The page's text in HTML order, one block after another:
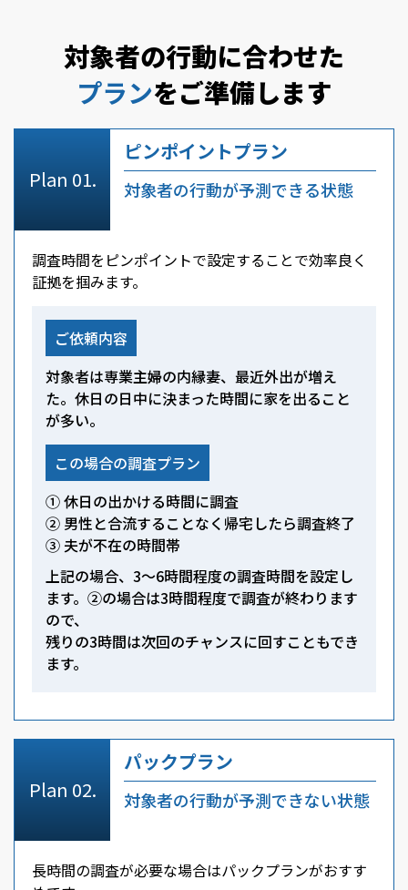
対象者の行動に合わせた
プランをご準備します
ピンポイントプラン
対象者の行動が予測できる状態
調査時間をピンポイントで設定することで効率良く
証拠を掴みます。
ご依頼内容
対象者は専業主婦の内縁妻、最近外出が増え
た。休日の日中に決まった時間に家を出ること
が多い。
この場合の調査プラン
① 休日の出かける時間に調査
② 男性と合流することなく帰宅したら調査終了
③ 夫が不在の時間帯
上記の場合、3～6時間程度の調査時間を設定し
ます。②の場合は3時間程度で調査が終わります
ので、
残りの3時間は次回のチャンスに回すこともでき
ます。
パックプラン
対象者の行動が予測できない状態
長時間の調査が必要な場合はパックプランがおすす